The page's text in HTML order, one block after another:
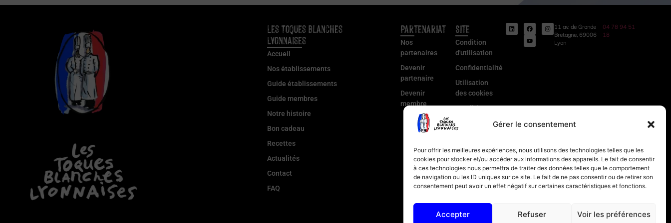
Gérer le consentement
Pour offrir les meilleures expériences, nous utilisons des technologies telles que les
cookies pour stocker et/ou accéder aux informations des appareils. Le fait de consentir
à ces technologies nous permettra de traiter des données telles que le comportement
de navigation ou les ID uniques sur ce site. Le fait de ne pas consentir ou de retirer son
consentement peut avoir un effet négatif sur certaines caractéristiques et fonctions.
Accepter Refuser Voir les préférences
Les Toques Blanches
Lyonnaises
Accueil
Nos établissements
Guide établissements
Guide membres
Notre histoire
Bon cadeau
Recettes
Actualités
Contact
FAQ
Partenariat
Nos
partenaires
Devenir
partenaire
Devenir
membre
Site
Condition
d'utilisation
Confidentialité
Utilisation
des cookies
Conditions
de Vente
légales
11 av. de Grande
Bretagne, 69006
Lyon
04 78 94 51
18